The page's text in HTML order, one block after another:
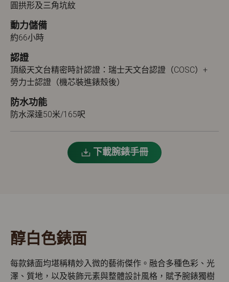
圓拱形及三角坑紋
動力儲備
約66小時
認證
頂級天文台精密時計認證：瑞士天文台認證（COSC）+
勞力士認證（機芯裝進錶殼後）
防水功能
防水深達50米/165呎
下載腕錶手冊
醇白色錶面
每款錶面均堪稱精妙入微的藝術傑作。融合多種色彩、光
澤、質地，以及裝飾元素與整體設計風格，賦予腕錶獨樹